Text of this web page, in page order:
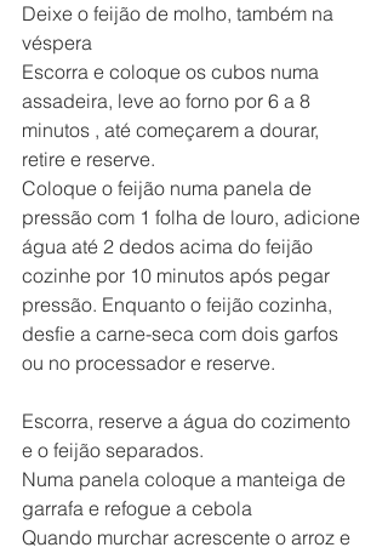
Deixe o feijão de molho, também na
véspera
Escorra e coloque os cubos numa
assadeira, leve ao forno por 6 a 8
minutos , até começarem a dourar,
retire e reserve.
Coloque o feijão numa panela de
pressão com 1 folha de louro, adicione
água até 2 dedos acima do feijão
cozinhe por 10 minutos após pegar
pressão. Enquanto o feijão cozinha,
desfie a carne-seca com dois garfos
ou no processador e reserve.
Escorra, reserve a água do cozimento
e o feijão separados.
Numa panela coloque a manteiga de
garrafa e refogue a cebola
Quando murchar acrescente o arroz e